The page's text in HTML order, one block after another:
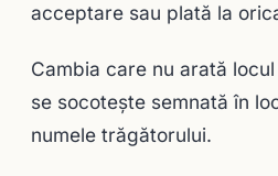
acceptare sau plată la
Cambia care nu arată
se socoteşte semnată în
numele trăgătorului.